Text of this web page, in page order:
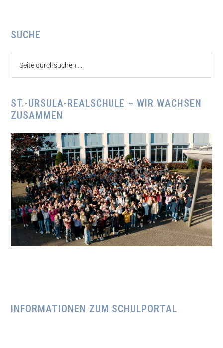
Seitenspalte
SUCHE
ST.-URSULA-REALSCHULE – WIR WACHSEN
ZUSAMMEN
INFORMATIONEN ZUM SCHULPORTAL